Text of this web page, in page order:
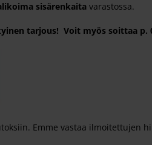
sisärenkaita varastossa.
tarjous! Voit myös soittaa p.
Emme vastaa ilmoitettujen